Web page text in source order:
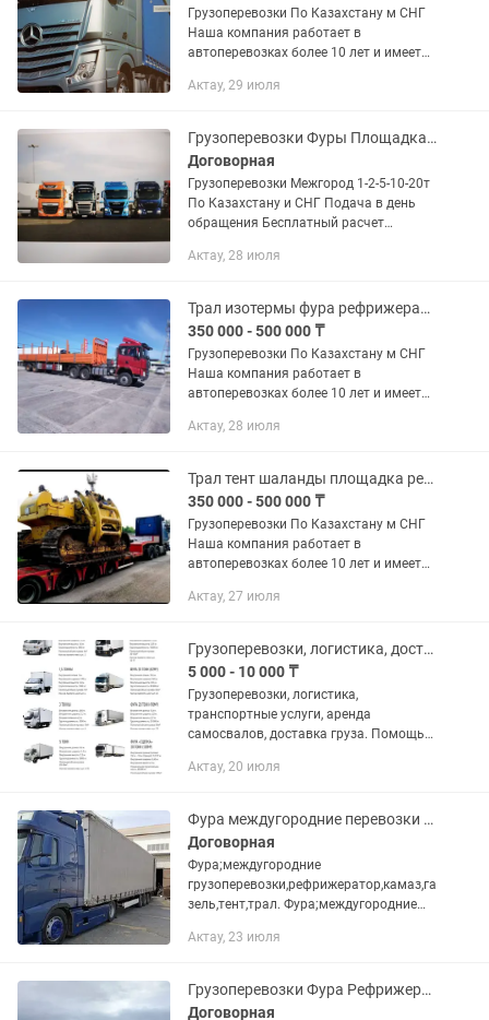
Грузоперевозки По Казахстану м СНГ
Наша компания работает в
автоперевозках более 10 лет и имеет
Предоставляем все виды документов.
Актау, 29 июля
Грузоперевозки Фуры Площадка Трал Рефрижератор
Договорная
Грузоперевозки Межгород 1-2-5-10-20т
По Казахстану и СНГ Подача в день
обращения Бесплатный расчет
ГАЗели, Валдай, Рефрижератор
Актау, 28 июля
Трал изотермы фура рефрижератор плащадка
350 000 - 500 000 ₸
Грузоперевозки По Казахстану м СНГ
Наша компания работает в
автоперевозках более 10 лет и имеет
Предоставляем все виды документов.
Актау, 28 июля
Трал тент шаланды площадка рефрижератор изо терм
350 000 - 500 000 ₸
Грузоперевозки По Казахстану м СНГ
Наша компания работает в
автоперевозках более 10 лет и имеет
Предоставляем все виды документов.
Актау, 27 июля
Грузоперевозки, логистика, доставка, рефрижератор, фура, газель
5 000 - 10 000 ₸
Грузоперевозки, логистика,
транспортные услуги, аренда
самосвалов, доставка груза. Помощь
Предоставляем транспорт под любые
автопарке:...
Актау, 20 июля
Фура междугородние перевозки грузов газель ,фура ,тралл,камаз,рефрижератор,
Договорная
Фура;междугородние
грузоперевозки,рефрижератор,камаз,га
зель,тент,трал. Фура;междугородние
городу,Камаз,рефрижератор,тент С
каких-либо грузов...
Актау, 23 июля
Грузоперевозки Фура Рефрижератор Камаз Длинамер Жүк тасымалдау Жеткизу
Договорная